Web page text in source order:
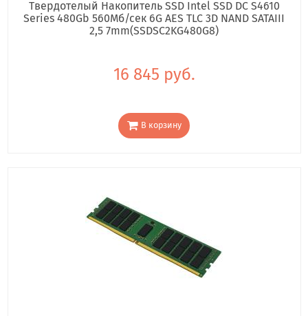
Твердотелый Накопитель SSD Intel SSD DC S4610
Series 480Gb 560Мб/сек 6G AES TLC 3D NAND SATAIII
2,5 7mm(SSDSC2KG480G8)
16 845 руб.
В корзину